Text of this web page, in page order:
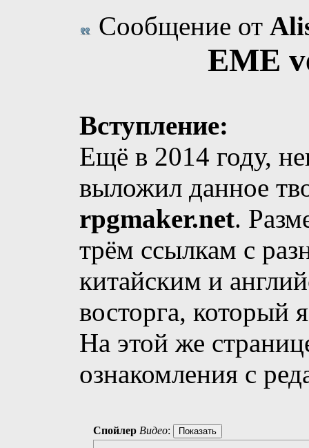
Сообщение от
EME
Вступление:
Ещё в 2014 году,
выложил данное
rpgmaker.net.
трём ссылкам с
китайским и
восторга, который
На этой же
ознакомления с
Спойлер Видео: